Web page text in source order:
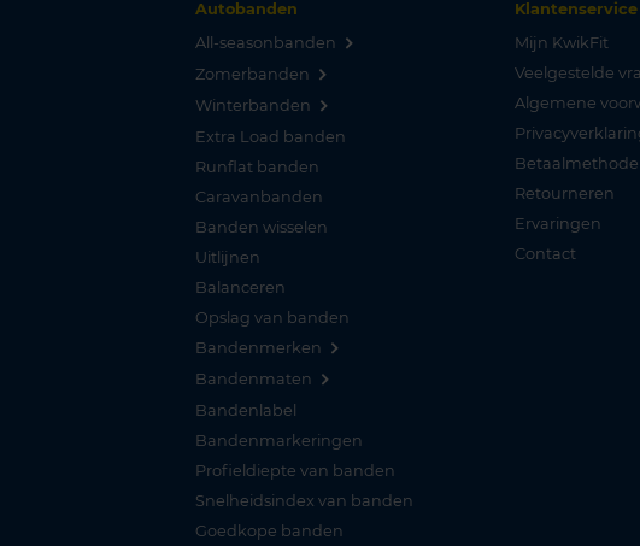
Autobanden
All-seasonbanden
Zomerbanden
Winterbanden
Extra Load banden
Runflat banden
Caravanbanden
Banden wisselen
Uitlijnen
Balanceren
Opslag van banden
Bandenmerken
Bandenmaten
Bandenlabel
Bandenmarkeringen
Profieldiepte van banden
Snelheidsindex van banden
Goedkope banden
Klantenservice
Mijn KwikFit
Veelgestelde
Algemene
Retourneren
Ervaringen
Contact